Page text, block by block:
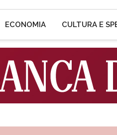
ECONOMIA CULTURA E